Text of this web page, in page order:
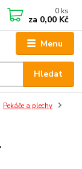
Menu
Hledat
0 ks
za 0,00 Kč
Pekáče a plechy